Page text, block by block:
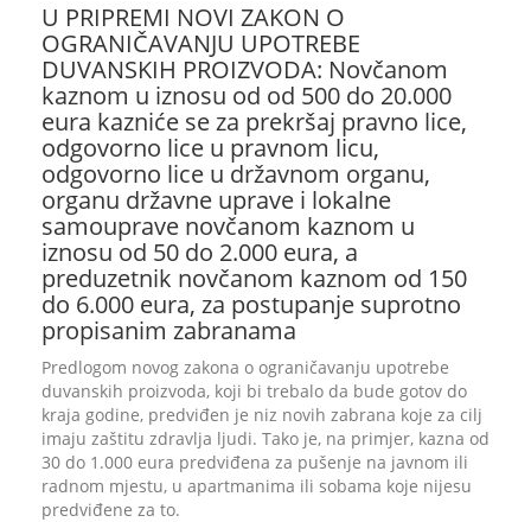
U PRIPREMI NOVI ZAKON O
OGRANIČAVANJU UPOTREBE
DUVANSKIH PROIZVODA: Novčanom
kaznom u iznosu od od 500 do 20.000
eura kazniće se za prekršaj pravno lice,
odgovorno lice u pravnom licu,
odgovorno lice u državnom organu,
organu državne uprave i lokalne
samouprave novčanom kaznom u
iznosu od 50 do 2.000 eura, a
preduzetnik novčanom kaznom od 150
do 6.000 eura, za postupanje suprotno
propisanim zabranama
Predlogom novog zakona o ograničavanju upotrebe
duvanskih proizvoda, koji bi trebalo da bude gotov do
kraja godine, predviđen je niz novih zabrana koje za cilj
imaju zaštitu zdravlja ljudi. Tako je, na primjer, kazna od
30 do 1.000 eura predviđena za pušenje na javnom ili
radnom mjestu, u apartmanima ili sobama koje nijesu
predviđene za to.